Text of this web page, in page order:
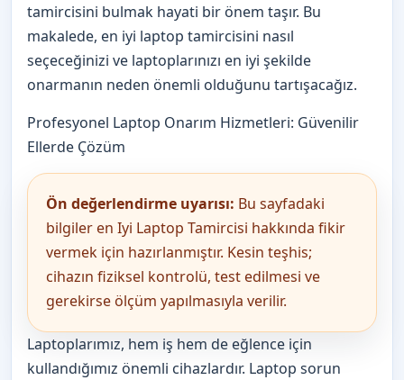
tamircisini bulmak hayati bir önem taşır. Bu
makalede, en iyi laptop tamircisini nasıl
seçeceğinizi ve laptoplarınızı en iyi şekilde
onarmanın neden önemli olduğunu tartışacağız.
Profesyonel Laptop Onarım Hizmetleri: Güvenilir
Ellerde Çözüm
Ön değerlendirme uyarısı: Bu sayfadaki
bilgiler en Iyi Laptop Tamircisi hakkında fikir
vermek için hazırlanmıştır. Kesin teşhis;
cihazın fiziksel kontrolü, test edilmesi ve
gerekirse ölçüm yapılmasıyla verilir.
Laptoplarımız, hem iş hem de eğlence için
kullandığımız önemli cihazlardır. Laptop sorun